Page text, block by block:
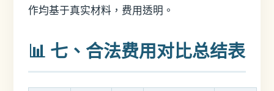
作均基于真实材料，费用透明。
📊 七、合法费用对比总结表